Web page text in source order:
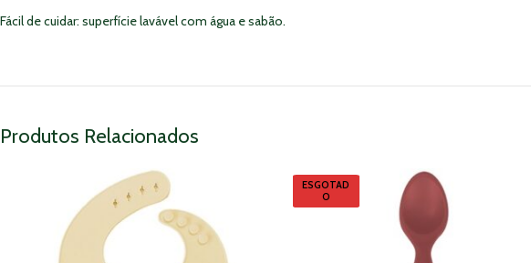
Fácil de cuidar: superfície lavável com água e sabão.
Produtos Relacionados
ESGOTAD
O